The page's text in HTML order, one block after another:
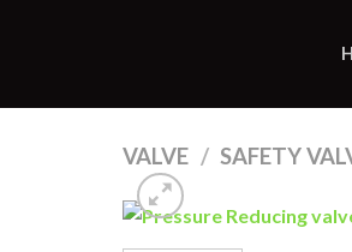
VALVE / SAFETY